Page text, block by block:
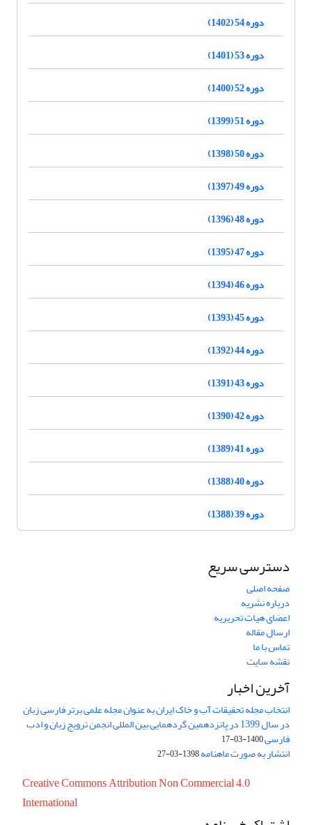
دوره 54 (1402)
دوره 53 (1401)
دوره 52 (1400)
دوره 51 (1399)
دوره 50 (1398)
دوره 49 (1397)
دوره 48 (1396)
دوره 47 (1395)
دوره 46 (1394)
دوره 45 (1393)
دوره 44 (1392)
دوره 43 (1391)
دوره 42 (1390)
دوره 41 (1389)
دوره 40 (1388)
دوره 39 (1388)
دسترسی سریع
صفحه اصلی
درباره نشریه
اعضای هیات تحریریه
ارسال مقاله
تماس با ما
نقشه سایت
آخرین اخبار
انتخاب مجله تحقیقات آب و خاک ایران به عنوان مجله علمی برتر فارسی زبان
در سال 1399 در پانزدهمین گردهمایی بین المللی انجمن ترویج زبان و ادب
فارسی1400-03-17
انتشار به صورت ماهنامه1398-03-27
Creative Commons Attribution Non Commercial 4.0
International